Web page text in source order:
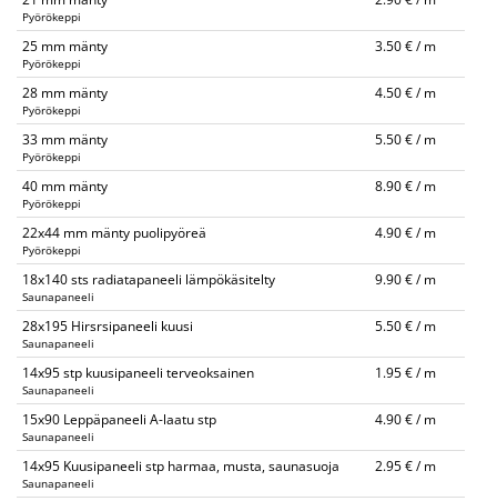
Pyörökeppi
25 mm mänty
Pyörökeppi
3.50 € / m
28 mm mänty
Pyörökeppi
4.50 € / m
33 mm mänty
Pyörökeppi
5.50 € / m
40 mm mänty
Pyörökeppi
8.90 € / m
22x44 mm mänty puolipyöreä
Pyörökeppi
4.90 € / m
18x140 sts radiatapaneeli lämpökäsitelty
Saunapaneeli
9.90 € / m
28x195 Hirsrsipaneeli kuusi
Saunapaneeli
5.50 € / m
14x95 stp kuusipaneeli terveoksainen
Saunapaneeli
1.95 € / m
15x90 Leppäpaneeli A-laatu stp
Saunapaneeli
4.90 € / m
14x95 Kuusipaneeli stp harmaa, musta, saunasuoja
Saunapaneeli
2.95 € / m